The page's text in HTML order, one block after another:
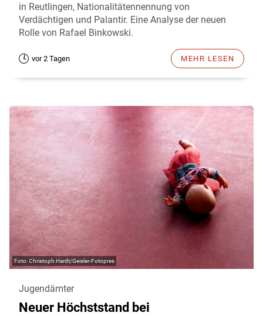
in Reutlingen, Nationalitätennennung von
Verdächtigen und Palantir. Eine Analyse der neuen
Rolle von Rafael Binkowski.
vor 2 Tagen MEHR LESEN
Christoph Hardt/Geisler-Fotopres
Jugendämter
Neuer Höchststand bei